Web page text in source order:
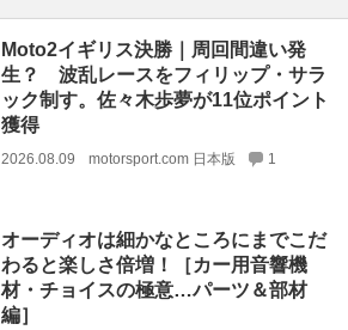
Moto2イギリス決勝｜周回間違い発
生？ 波乱レースをフィリップ・サラ
ック制す。佐々木歩夢が11位ポイント
獲得
2026.08.09 motorsport.com 日本版 1
オーディオは細かなところにまでこだ
わると楽しさ倍増！［カー用音響機
材・チョイスの極意…パーツ＆部材
編］